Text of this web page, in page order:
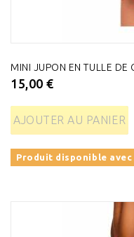
MINI JUPON EN TULLE DE
15,00 €
AJOUTER AU PANIER
Produit disponible